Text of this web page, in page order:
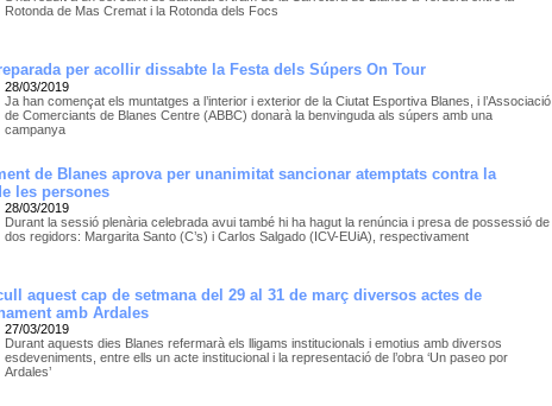
Rotonda de Mas Cremat i la Rotonda dels Focs
per acollir dissabte la Festa dels Súpers On Tour
28/03/2019
Ja han començat els muntatges a l’interior i exterior de la Ciutat Esportiva Blanes, i l’Associació
de Comerciants de Blanes Centre (ABBC) donarà la benvinguda als súpers amb una
campanya
de Blanes aprova per unanimitat sancionar atemptats contra la
les persones
28/03/2019
Durant la sessió plenària celebrada avui també hi ha hagut la renúncia i presa de possessió de
dos regidors: Margarita Santo (C’s) i Carlos Salgado (ICV-EUiA), respectivament
aquest cap de setmana del 29 al 31 de març diversos actes de
amb Ardales
27/03/2019
Durant aquests dies Blanes refermarà els lligams institucionals i emotius amb diversos
esdeveniments, entre ells un acte institucional i la representació de l’obra ‘Un paseo por
Ardales’